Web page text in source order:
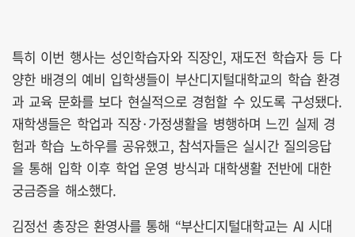
특히 이번 행사는 성인학습자와 직장인, 재도전 학습자 등 다
양한 배경의 예비 입학생들이 부산디지털대학교의 학습 환경
과 교육 문화를 보다 현실적으로 경험할 수 있도록 구성됐다.
재학생들은 학업과 직장·가정생활을 병행하며 느낀 실제 경
험과 학습 노하우를 공유했고, 참석자들은 실시간 질의응답
을 통해 입학 이후 학업 운영 방식과 대학생활 전반에 대한
궁금증을 해소했다.
김정선 총장은 환영사를 통해 “부산디지털대학교는 AI 시대